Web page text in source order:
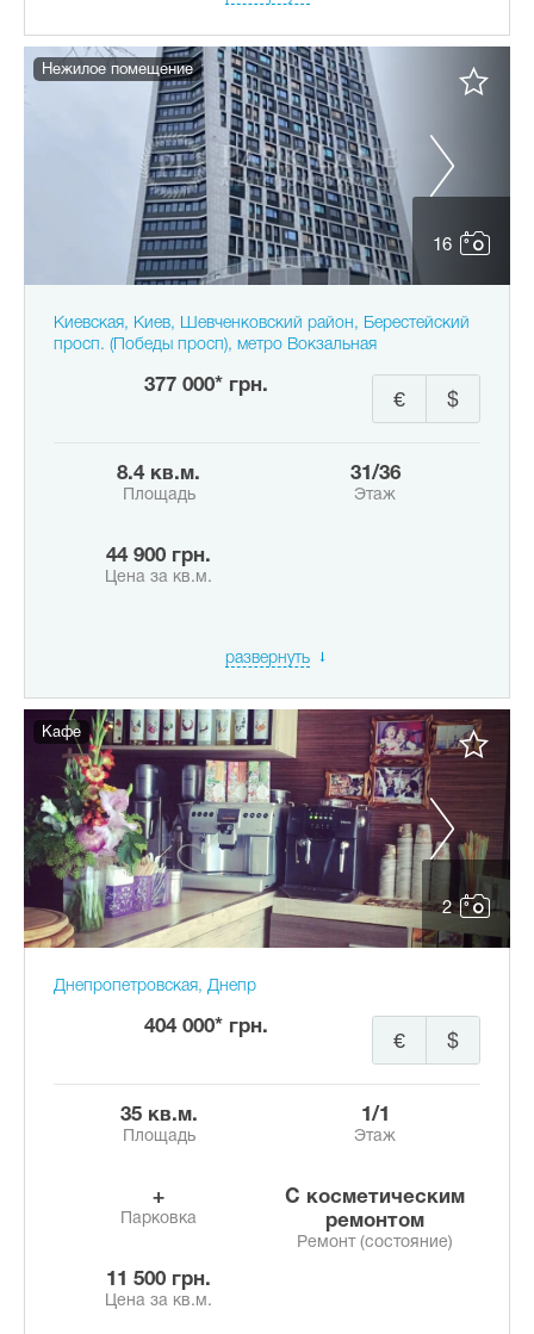
16
Нежилое помещение
Киевская, Киев, Шевченковский район, Берестейский
просп. (Победы просп), метро Вокзальная
377 000* грн.
$
€
8.4 кв.м.
Площадь
31/36
Этаж
44 900 грн.
Цена за кв.м.
развернуть
2
Кафе
Днепропетровская, Днепр
404 000* грн.
$
€
35 кв.м.
Площадь
1/1
Этаж
+
Парковка
с косметическим
ремонтом
Ремонт (состояние)
11 500 грн.
Цена за кв.м.